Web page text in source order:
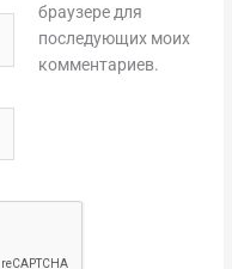
браузере для
последующих моих
комментариев.